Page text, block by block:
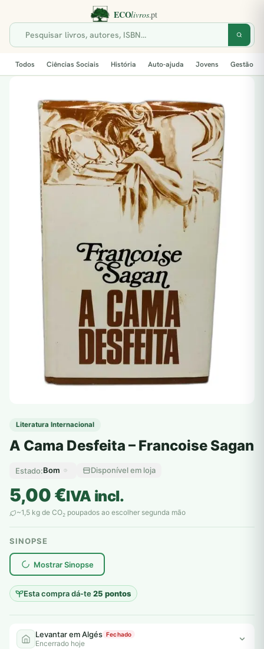
Todos Ciências Sociais História Auto-ajuda Jovens Gestão
Literatura Internacional
A Cama Desfeita – Francoise Sagan
Estado:Bom Disponível em loja
5,00€IVA incl.
~1,5 kg de CO2 poupados ao escolher segunda mão
SINOPSE
Mostrar Sinopse
Esta compra dá-te25 pontos
plantar árvores reais
Levantar em Algés Fechado
Encerrado hoje